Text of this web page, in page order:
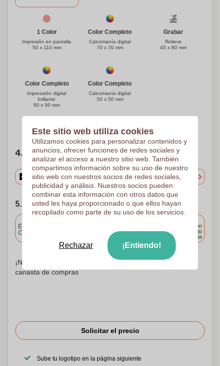
1 Color
Impresión en pantalla
50 x 110 mm
Color Completo
Calcomanía digital
70 x 70 mm
Grabar
Relieve
45 x 80 mm
Color Completo
Impressión digital
brillante
50 x 50 mm
Color Completo
Calcomanía digital
50 x 50 mm
4. Elige tu cantidad
5. Elija su fecha de envío
Entrega estándar
Cargue y apruebe sus archivos antes de las 9.30 a.m.
Entrega en
cualquier punto
de España
¡No te preocupes! Simplemente suba sus archivos a la
canasta de compras
Solicitar el precio
Sube tu logotipo en la página siguiente
Este sitio web utiliza cookies
Utilizamos cookies para personalizar contenidos y
anuncios, ofrecer funciones de redes sociales y
analizar el acceso a nuestro sitio web. También
compartimos información sobre su uso de nuestro
sitio web con nuestros socios de redes sociales,
publicidad y análisis. Nuestros socios pueden
combinar esta información con otros datos que
usted les haya proporcionado o que ellos hayan
recopilado como parte de su uso de los servicios.
Rechazar ¡Entiendo!